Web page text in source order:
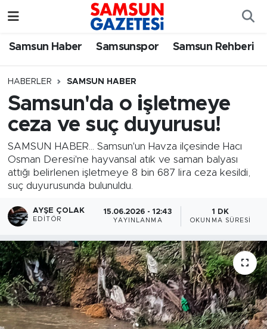
Samsun Haber Samsunspor Samsun Rehberi
HABERLER SAMSUN HABER
Samsun'da o işletmeye
ceza ve suç duyurusu!
SAMSUN HABER... Samsun'un Havza ilçesinde Hacı
Osman Deresi'ne hayvansal atık ve saman balyası
attığı belirlenen işletmeye 8 bin 687 lira ceza kesildi,
suç duyurusunda bulunuldu.
AYŞE ÇOLAK
EDITÖR
15.06.2026 - 12:43
YAYINLANMA
1 DK
OKUNMA SÜRESI
Samsun Haber
Samsun Rehberi
Samsun Nöbetçi Eczaneler
SAMSUN Namaz Vakitleri
Samsun Trafik Yoğunluk Haritası
Süper Lig Puan Durumu ve Fikstür
Haber Arşivi